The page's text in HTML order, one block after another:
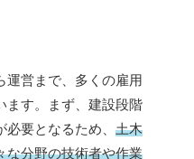
運営まで、多くの雇用
ます。まず、建設段階
要となるため、 土木
な分野の技術者や作業